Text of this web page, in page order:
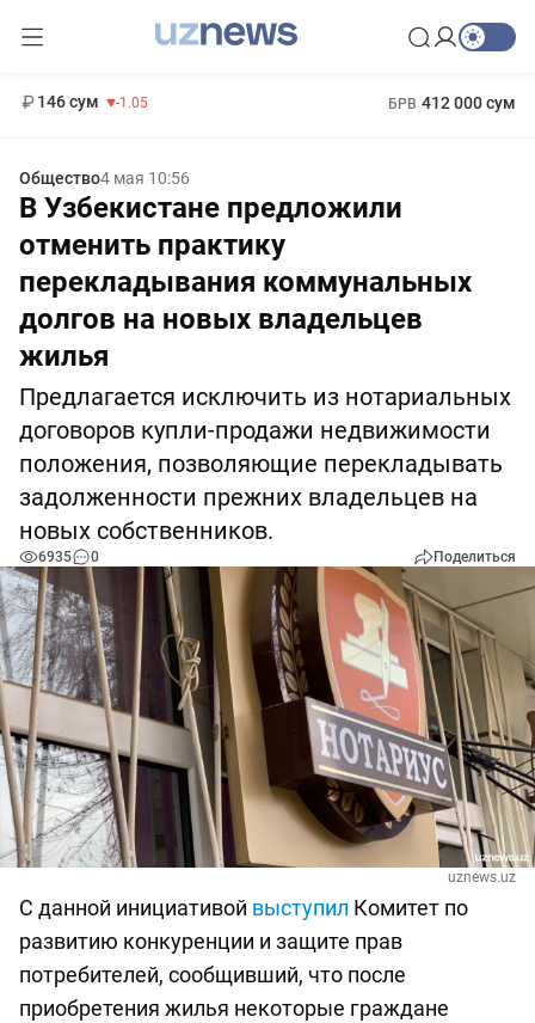
146 сум -1.05 БРВ 412 000 сум
Общество4 мая 10:56
В Узбекистане предложили
отменить практику
перекладывания коммунальных
долгов на новых владельцев
жилья
Предлагается исключить из нотариальных
договоров купли-продажи недвижимости
положения, позволяющие перекладывать
задолженности прежних владельцев на
новых собственников.
6935 0 Поделиться
uznews.uz
С данной инициативой выступил Комитет по
развитию конкуренции и защите прав
потребителей, сообщивший, что после
приобретения жилья некоторые граждане